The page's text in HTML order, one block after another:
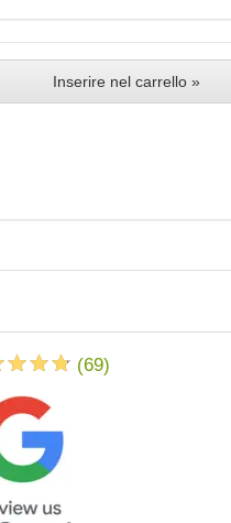
Inserire nel carrello »
(69)